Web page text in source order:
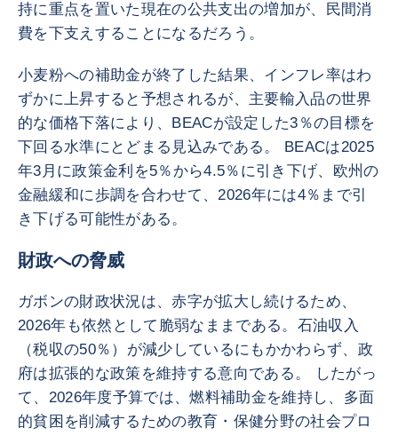
持に重点を置いた現在の公共支出の増加が、民間消
費を下支えすることになるだろう。
小麦粉への補助金が終了した結果、インフレ率はわ
ずかに上昇すると予想されるが、主要輸入品の世界
的な価格下落により、BEACが設定した3％の目標を
下回る水準にとどまる見込みである。 BEACは2025
年3月に政策金利を5％から4.5％に引き下げ、欧州の
金融緩和に歩調を合わせて、2026年には4％まで引
き下げる可能性がある。
財政への脅威
ガボンの財政状況は、赤字が拡大し続けるため、
2026年も依然として脆弱なままである。石油収入
（税収の50％）が減少しているにもかかわらず、政
府は拡張的な政策を維持する意向である。 したがっ
て、2026年度予算では、燃料補助金を維持し、多面
的貧困を削減するための教育・保健分野の社会プロ